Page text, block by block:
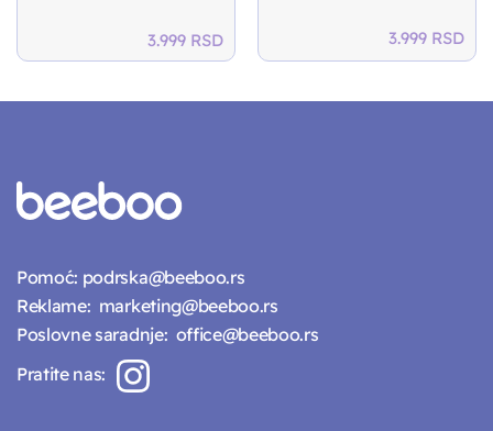
3.999 RSD 3.999 RSD
Pomoć: podrska@beeboo.rs
Reklame: marketing@beeboo.rs
Poslovne saradnje: office@beeboo.rs
Pratite nas: